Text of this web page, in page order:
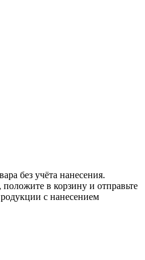
без учёта нанесения.
в корзину и отправьте
с нанесением